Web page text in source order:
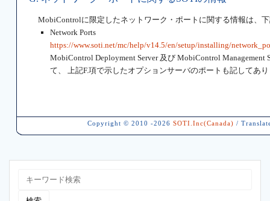
MobiControlに限定したネットワーク・ポートに関する情報は、
Network Ports
https://www.soti.net/mc/help/v14.5/en/setup/installing/
MobiControl Deployment Server 及び MobiControl
て、 上記F.項で示したオプションサーバのポートも記してあ
Copyright © 2010 -2026 SOTI.Inc(Canada) /